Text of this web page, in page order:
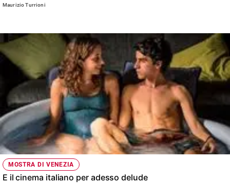
Chi
Contatti
Pubblicità
Registrati
Redazione
Maurizio Turrioni
MOSTRA DI VENEZIA
E il cinema italiano per adesso delude